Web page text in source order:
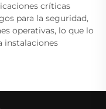
críticas
para la seguridad,
operativas, lo que lo
instalaciones